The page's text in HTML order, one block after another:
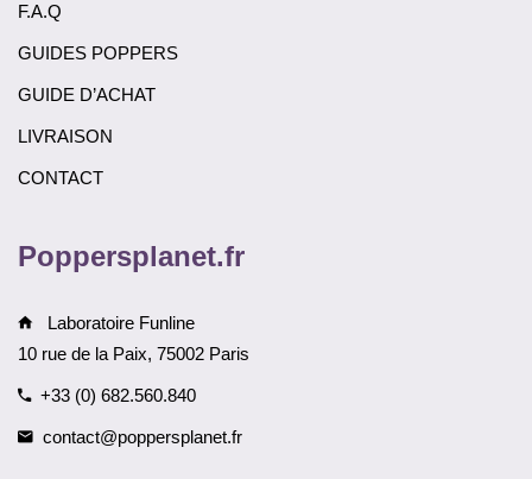
F.A.Q
GUIDES POPPERS
GUIDE D’ACHAT
LIVRAISON
CONTACT
Poppersplanet.fr
Laboratoire Funline
10 rue de la Paix, 75002 Paris
+33 (0) 682.560.840
contact@poppersplanet.fr